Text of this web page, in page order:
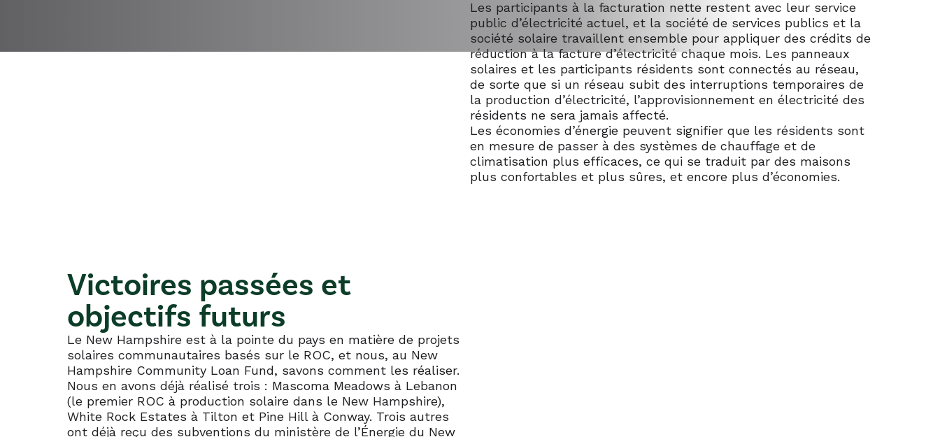
Les participants à la facturation nette restent avec leur service
public d’électricité actuel, et la société de services publics et la
société solaire travaillent ensemble pour appliquer des crédits de
réduction à la facture d’électricité chaque mois. Les panneaux
solaires et les participants résidents sont connectés au réseau,
de sorte que si un réseau subit des interruptions temporaires de
la production d’électricité, l’approvisionnement en électricité des
résidents ne sera jamais affecté.
Les économies d’énergie peuvent signifier que les résidents sont
en mesure de passer à des systèmes de chauffage et de
climatisation plus efficaces, ce qui se traduit par des maisons
plus confortables et plus sûres, et encore plus d’économies.
Victoires passées et
objectifs futurs
Le New Hampshire est à la pointe du pays en matière de projets
solaires communautaires basés sur le ROC, et nous, au New
Hampshire Community Loan Fund, savons comment les réaliser.
Nous en avons déjà réalisé trois : Mascoma Meadows à Lebanon
(le premier ROC à production solaire dans le New Hampshire),
White Rock Estates à Tilton et Pine Hill à Conway. Trois autres
ont déjà reçu des subventions du ministère de l’Énergie du New